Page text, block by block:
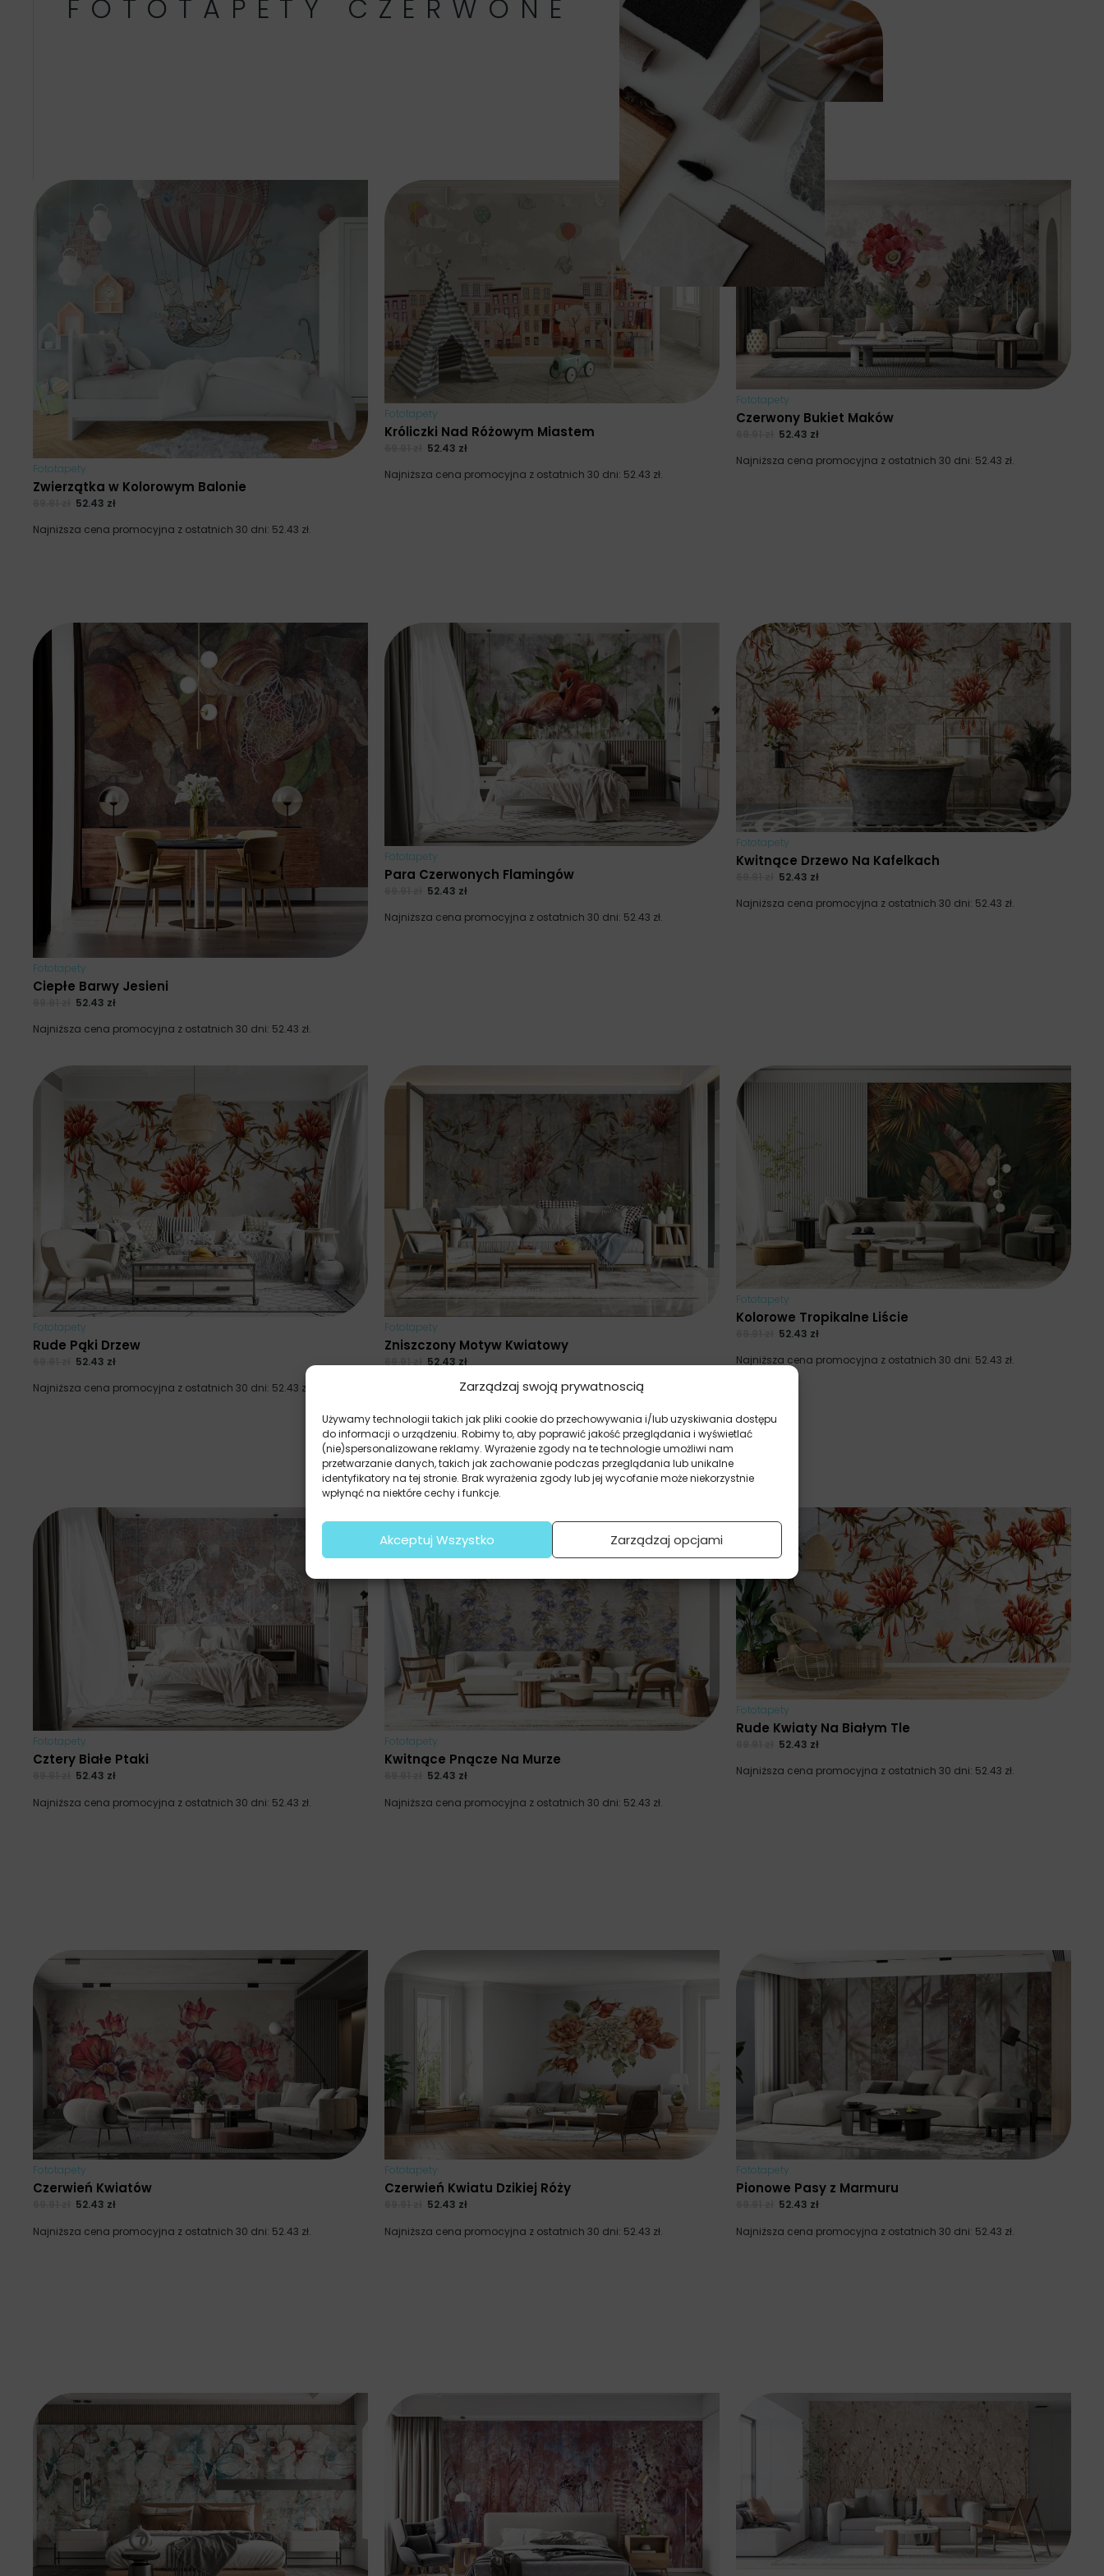
Zarządzaj swoją prywatnoscią
Używamy technologii takich jak pliki cookie do przechowywania i/lub uzyskiwania dostępu
do informacji o urządzeniu. Robimy to, aby poprawić jakość przeglądania i wyświetlać
(nie)spersonalizowane reklamy. Wyrażenie zgody na te technologie umożliwi nam
przetwarzanie danych, takich jak zachowanie podczas przeglądania lub unikalne
identyfikatory na tej stronie. Brak wyrażenia zgody lub jej wycofanie może niekorzystnie
wpłynąć na niektóre cechy i funkcje.
Akceptuj Wszystko Zarządzaj opcjami
FOTOTAPETY CZERWONE
Fototapety
Zwierzątka w Kolorowym Balonie
52.43 zł
Najniższa cena promocyjna z ostatnich 30 dni: 52.43 zł.
Fototapety
Króliczki Nad Różowym Miastem
52.43 zł
Najniższa cena promocyjna z ostatnich 30 dni: 52.43 zł.
Fototapety
Czerwony Bukiet Maków
52.43 zł
Najniższa cena promocyjna z ostatnich 30 dni: 52.43 zł.
Fototapety
Ciepłe Barwy Jesieni
52.43 zł
Najniższa cena promocyjna z ostatnich 30 dni: 52.43 zł.
Fototapety
Para Czerwonych Flamingów
52.43 zł
Najniższa cena promocyjna z ostatnich 30 dni: 52.43 zł.
Fototapety
Kwitnące Drzewo Na Kafelkach
52.43 zł
Najniższa cena promocyjna z ostatnich 30 dni: 52.43 zł.
Fototapety
Rude Pąki Drzew
52.43 zł
Najniższa cena promocyjna z ostatnich 30 dni: 52.43 zł
Fototapety
Zniszczony Motyw Kwiatowy
52.43 zł
Najniższa cena promocyjna z ostatnich 30 dni:52.43
Fototapety
Kolorowe Tropikalne Liście
52.43 zł
Najniższa cena promocyjna z ostatnich 30 dni: 52.43 zł.
Fototapety
Cztery Białe Ptaki
52.43 zł
Najniższa cena promocyjna z ostatnich 30 dni: 52.43 zł.
Fototapety
Kwitnące Pnącze Na Murze
52.43 zł
Najniższa cena promocyjna z ostatnich 30 dni: 52.43 zł.
Fototapety
Rude Kwiaty Na Białym Tle
52.43 zł
Najniższa cena promocyjna z ostatnich 30 dni: 52.43 zł.
Fototapety
Czerwień Kwiatów
52.43 zł
Najniższa cena promocyjna z ostatnich 30 dni: 52.43 zł.
Fototapety
Czerwień Kwiatu Dzikiej Róży
52.43 zł
Najniższa cena promocyjna z ostatnich 30 dni: 52.43 zł.
Fototapety
Pionowe Pasy z Marmuru
52.43 zł
Najniższa cena promocyjna z ostatnich 30 dni: 52.43 zł.